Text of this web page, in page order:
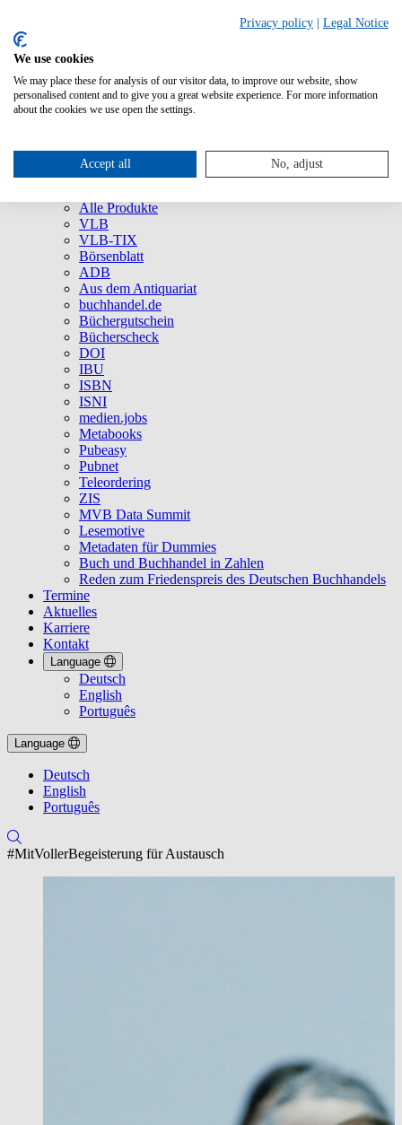
Über uns
Unternehmen
Presse
Service
Alle Produkte
VLB
VLB-TIX
Börsenblatt
ADB
Aus dem Antiquariat
buchhandel.de
Büchergutschein
Bücherscheck
DOI
IBU
ISBN
ISNI
medien.jobs
Metabooks
Pubeasy
Pubnet
Teleordering
ZIS
MVB Data Summit
Lesemotive
Metadaten für Dummies
Buch und Buchhandel in Zahlen
Reden zum Friedenspreis des Deutschen Buchhandels
Termine
Aktuelles
Karriere
Kontakt
Language
Deutsch
English
Português
Language
Deutsch
English
Português
#MitVollerBegeisterung für Austausch
Privacy policy Legal Notice
We use cookies
We may place these for analysis of our visitor data, to improve our website, show
personalised content and to give you a great website experience. For more information
about the cookies we use open the settings.
Accept all No, adjust